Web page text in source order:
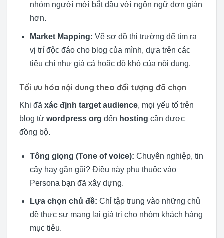
nhóm người mới bắt đầu với ngôn ngữ đơn giản
hơn.
Market Mapping: Vẽ sơ đồ thị trường để tìm ra
vị trí độc đáo cho blog của mình, dựa trên các
tiêu chí như giá cả hoặc độ khó của nội dung.
Tối ưu hóa nội dung theo đối tượng đã chọn
Khi đã xác định target audience, mọi yếu tố trên
blog từ wordpress org đến hosting cần được
đồng bộ.
Tông giọng (Tone of voice): Chuyên nghiệp, tin
cậy hay gần gũi? Điều này phụ thuộc vào
Persona bạn đã xây dựng.
Lựa chọn chủ đề: Chỉ tập trung vào những chủ
đề thực sự mang lại giá trị cho nhóm khách hàng
mục tiêu.